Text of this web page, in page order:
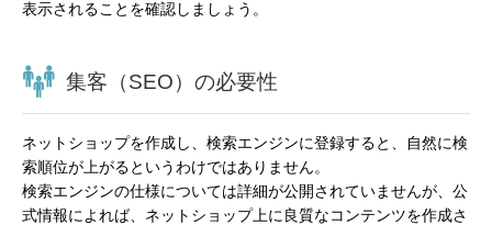
表示されることを確認しましょう。
集客（SEO）の必要性
ネットショップを作成し、検索エンジンに登録すると、自然に検
索順位が上がるというわけではありません。
検索エンジンの仕様については詳細が公開されていませんが、公
式情報によれば、ネットショップ上に良質なコンテンツを作成さ